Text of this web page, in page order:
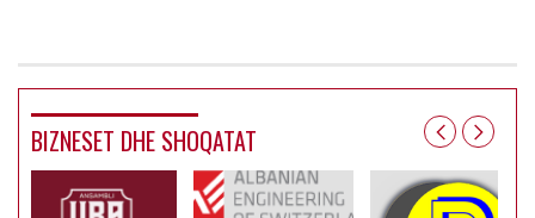
BIZNESET DHE SHOQATAT